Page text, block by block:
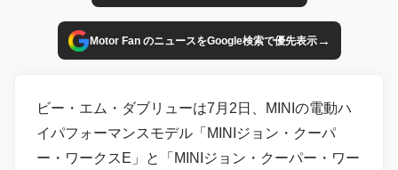
Motor Fan のニュースをGoogle検索で優先表示→
ビー・エム・ダブリューは7月2日、MINIの電動ハ
イパフォーマンスモデル「MINIジョン・クーパ
ー・ワークスE」と「MINIジョン・クーパー・ワー